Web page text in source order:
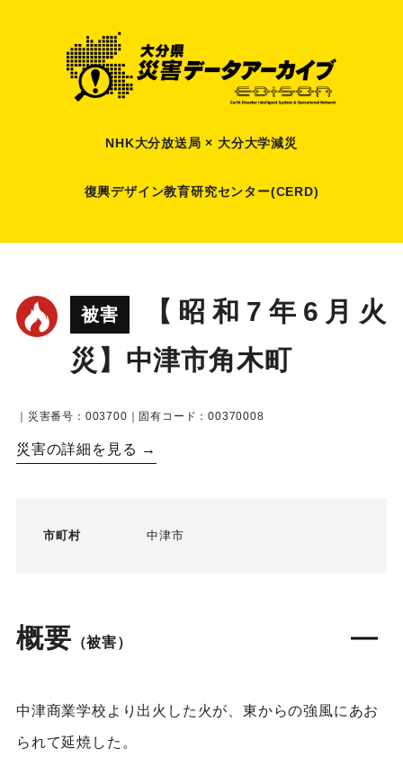
NHK大分放送局 × 大分大学減災
復興デザイン教育研究センター(CERD)
被害
【昭和7年6月火
災】中津市角木町
｜災害番号：003700｜固有コード：00370008
災害の詳細を見る →
市町村 中津市
概要 （被害）
中津商業学校より出火した火が、東からの強風にあお
られて延焼した。